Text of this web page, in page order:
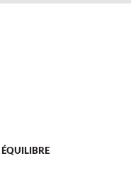
ÉQUILIBRE